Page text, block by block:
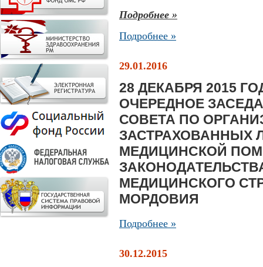
Подробнее »
Подробнее »
29.01.2016
28 ДЕКАБРЯ 2015
ОЧЕРЕДНОЕ
СОВЕТА ПО
ЗАСТРАХОВАННЫХ
МЕДИЦИНСКОЙ
МЕДИЦИНСКОГО
МОРДОВИЯ
Подробнее »
30.12.2015